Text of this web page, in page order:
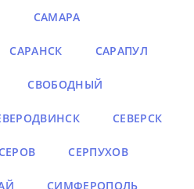
САМАРА
САРАНСК САРАПУЛ
СВОБОДНЫЙ
СЕВЕРСК
СЕРПУХОВ
СИМФЕРОПОЛЬ